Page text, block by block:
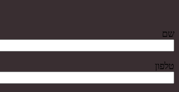
שם
טלפון